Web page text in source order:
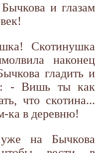
и глазам
Скотинушка
наконец
гладить и
- Вишь ты как
что скотина...
ка в деревню!
на Бычкова